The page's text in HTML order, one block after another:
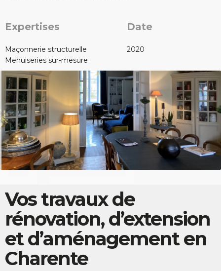
Expertises
Maçonnerie structurelle
Menuiseries sur-mesure
Date
2020
Vos travaux de
rénovation, d’extension
et d’aménagement en
Charente